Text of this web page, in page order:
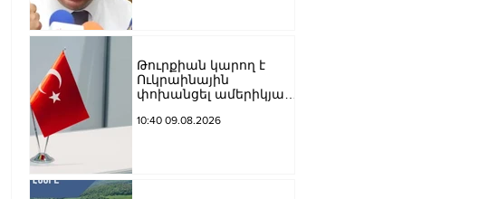
Թուրքիան կարող է
Ուկրաինային
փոխանցել ամերիկյան
հայտնի են քանակները
10:40 09.08.2026